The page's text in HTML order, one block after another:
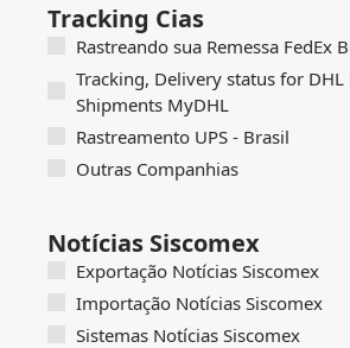
Tracking Cias
Rastreando sua Remessa FedEx
Tracking, Delivery status for DHL
Shipments MyDHL
Rastreamento UPS - Brasil
Outras Companhias
Notícias Siscomex
Exportação Notícias Siscomex
Importação Notícias Siscomex
Sistemas Notícias Siscomex